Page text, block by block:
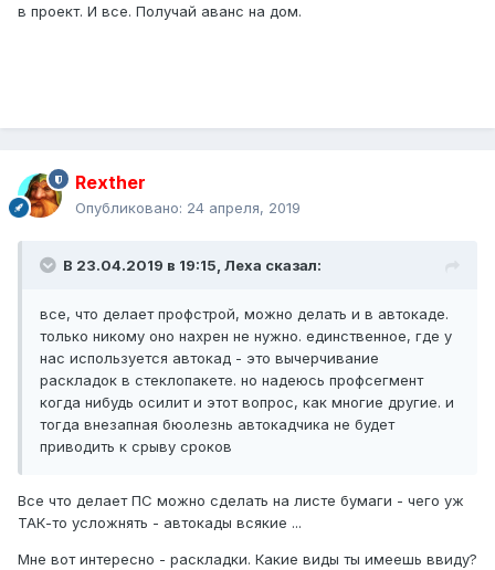
в проект. И все. Получай аванс на дом.
Rexther
Опубликовано: 24 апреля, 2019
В 23.04.2019 в 19:15, Леха сказал:
все, что делает профстрой, можно делать и в автокаде.
только никому оно нахрен не нужно. единственное, где у
нас используется автокад - это вычерчивание
раскладок в стеклопакете. но надеюсь профсегмент
когда нибудь осилит и этот вопрос, как многие другие. и
тогда внезапная бюолезнь автокадчика не будет
приводить к срыву сроков
Все что делает ПС можно сделать на листе бумаги - чего уж
ТАК-то усложнять - автокады всякие ...
Мне вот интересно - раскладки. Какие виды ты имеешь ввиду?